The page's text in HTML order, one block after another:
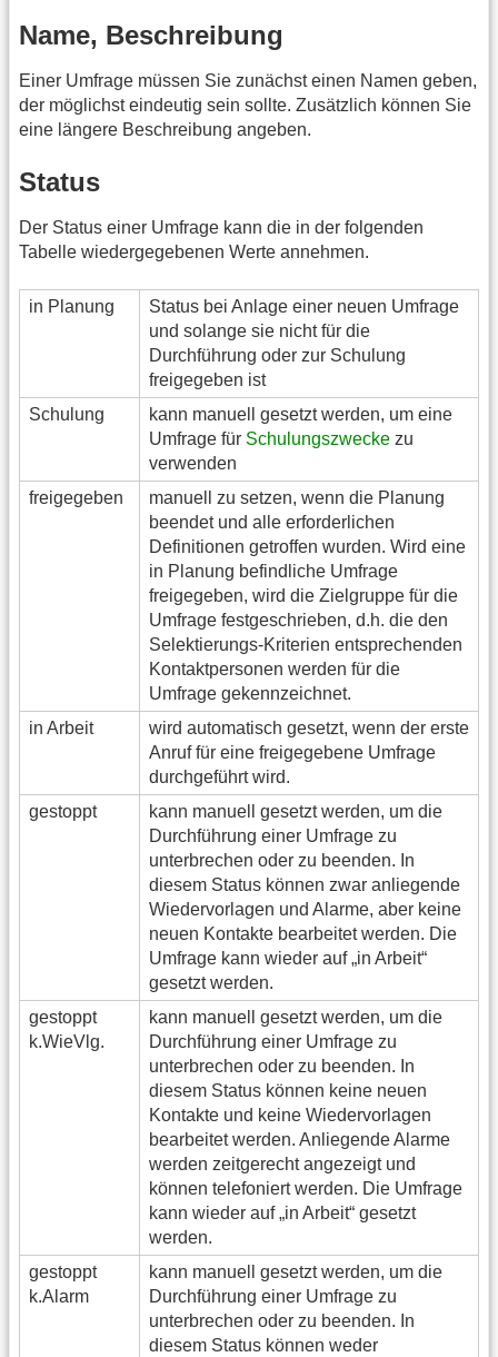
Name, Beschreibung
Einer Umfrage müssen Sie zunächst einen Namen geben,
der möglichst eindeutig sein sollte. Zusätzlich können Sie
eine längere Beschreibung angeben.
Status
Der Status einer Umfrage kann die in der folgenden
Tabelle wiedergegebenen Werte annehmen.
in Planung
Status bei Anlage einer neuen Umfrage
und solange sie nicht für die
Durchführung oder zur Schulung
freigegeben ist
Schulung
kann manuell gesetzt werden, um eine
Umfrage für Schulungszwecke zu
verwenden
freigegeben
manuell zu setzen, wenn die Planung
beendet und alle erforderlichen
Definitionen getroffen wurden. Wird eine
in Planung befindliche Umfrage
freigegeben, wird die Zielgruppe für die
Umfrage festgeschrieben, d.h. die den
Selektierungs-Kriterien entsprechenden
Kontaktpersonen werden für die
Umfrage gekennzeichnet.
in Arbeit
wird automatisch gesetzt, wenn der erste
Anruf für eine freigegebene Umfrage
durchgeführt wird.
gestoppt
kann manuell gesetzt werden, um die
Durchführung einer Umfrage zu
unterbrechen oder zu beenden. In
diesem Status können zwar anliegende
Wiedervorlagen und Alarme, aber keine
neuen Kontakte bearbeitet werden. Die
Umfrage kann wieder auf „in Arbeit“
gesetzt werden.
gestoppt
k.WieVlg.
kann manuell gesetzt werden, um die
Durchführung einer Umfrage zu
unterbrechen oder zu beenden. In
diesem Status können keine neuen
Kontakte und keine Wiedervorlagen
bearbeitet werden. Anliegende Alarme
werden zeitgerecht angezeigt und
können telefoniert werden. Die Umfrage
kann wieder auf „in Arbeit“ gesetzt
werden.
gestoppt
k.Alarm
kann manuell gesetzt werden, um die
Durchführung einer Umfrage zu
unterbrechen oder zu beenden. In
diesem Status können weder